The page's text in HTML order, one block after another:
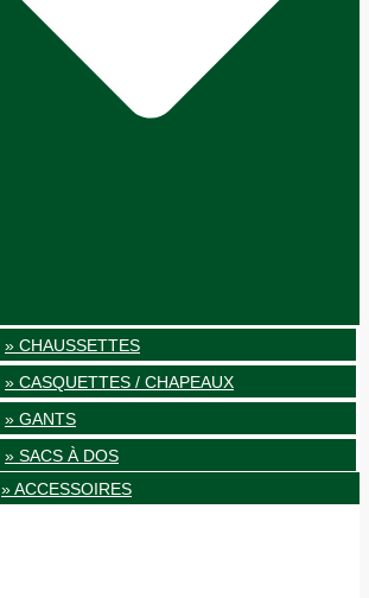
» CHAUSSETTES
» CASQUETTES / CHAPEAUX
» GANTS
» SACS À DOS
» ACCESSOIRES